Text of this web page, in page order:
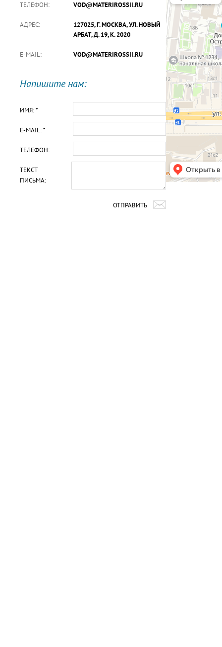
ТЕЛЕФОН: VOD@MATERIROSSII.RU
АДРЕС:
127025, Г. МОСКВА, УЛ. НОВЫЙ
АРБАТ, Д. 19, К. 2020
E-MAIL: VOD@MATERIROSSII.RU
Напишите нам:
ИМЯ: *
E-MAIL: *
ТЕЛЕФОН:
ТЕКСТ
ПИСЬМА:
ОТПРАВИТЬ